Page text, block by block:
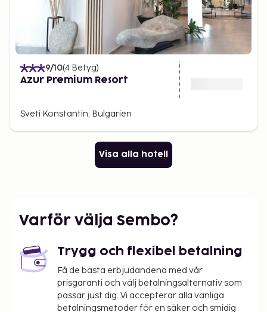
9/10(4 Betyg)
Azur Premium Resort
Sveti Konstantin, Bulgarien
Visa alla hotell
Varför välja Sembo?
Trygg och flexibel betalning
Få de bästa erbjudandena med vår
prisgaranti och välj betalningsalternativ som
passar just dig. Vi accepterar alla vanliga
betalningsmetoder för en säker och smidig